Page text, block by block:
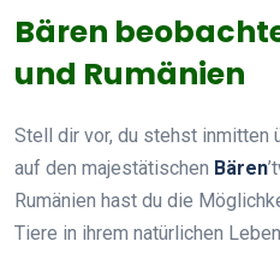
Bären
und Rumänien
Stell dir vor, du stehst inmitten
auf den majestätischen Bären
Rumänien hast du die
Tiere in ihrem natürlichen